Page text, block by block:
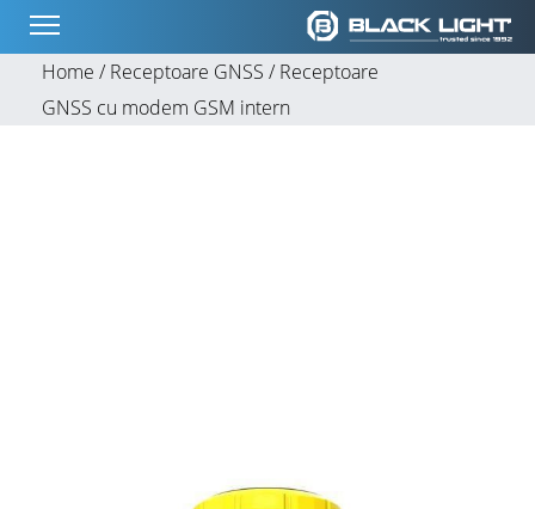
Home /Receptoare GNSS /Receptoare
GNSS cu modem GSM intern